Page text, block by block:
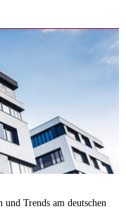
Trends am deutschen